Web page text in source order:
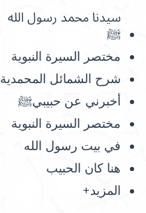
سيدنا محمد رسول الله
ﷺ
مختصر السيرة النبوية
شرح الشمائل المحمدية
أخبرني عن حبيبيﷺ
مختصر السيرة النبوية
في بيت رسول الله
هنا كان الحبيب
المزيد+